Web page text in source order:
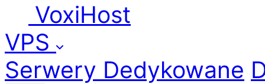
VoxiHost
VPS
Serwery Dedykowane